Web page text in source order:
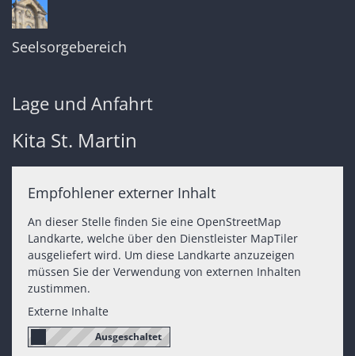
Seelsorgebereich
Lage und Anfahrt
Kita St. Martin
Empfohlener externer Inhalt
An dieser Stelle finden Sie eine OpenStreetMap
Landkarte, welche über den Dienstleister MapTiler
ausgeliefert wird. Um diese Landkarte anzuzeigen
müssen Sie der Verwendung von externen Inhalten
zustimmen.
Externe Inhalte